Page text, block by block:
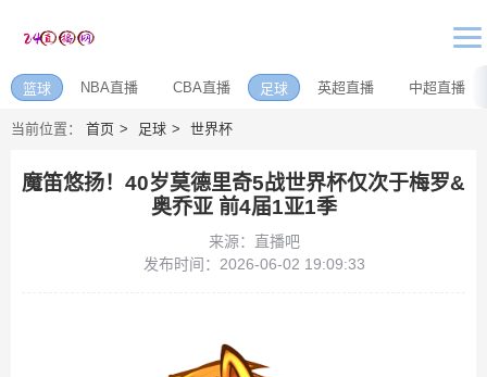
篮球 NBA直播 CBA直播 足球 英超直播 中超直播
当前位置： 首页 足球 世界杯
魔笛悠扬！40岁莫德里奇5战世界杯仅次于梅罗&
奥乔亚 前4届1亚1季
来源：直播吧
发布时间：2026-06-02 19:09:33